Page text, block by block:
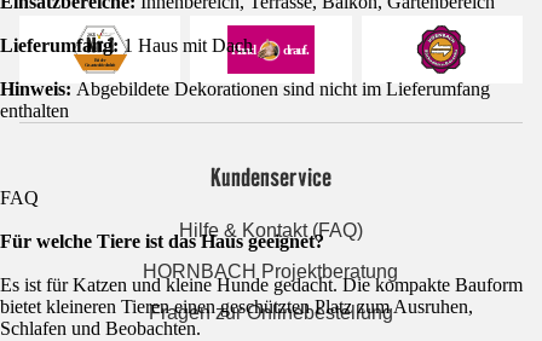
Lieferumfang:1 Haus mit Dach
Hinweis: Abgebildete Dekorationen sind nicht im Lieferumfang
enthalten
FAQ
Für welche Tiere ist das Haus geeignet?
Es ist für Katzen und kleine Hunde gedacht. Die kompakte Bauform
bietet kleineren Tieren einen geschützten Platz zum Ausruhen,
Schlafen und Beobachten.
Kundenservice
Hilfe & Kontakt (FAQ)
HORNBACH Projektberatung
Fragen zur Onlinebestellung